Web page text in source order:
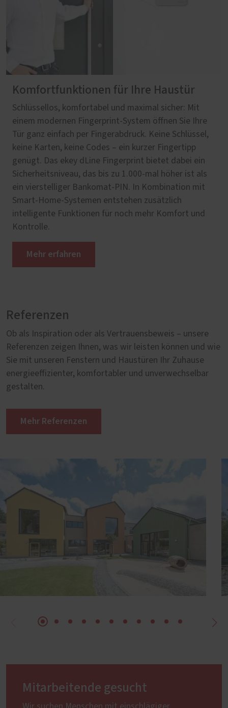
Komfortfunktionen für Ihre Haustür
Schlüssellos, komfortabel und maximal sicher: Mit
einem modernen Fingerprint-System öffnen Sie Ihre
Tür ganz einfach per Fingerabdruck. Keine Schlüssel,
keine Karten, keine Codes – ein kurzer Fingertipp
genügt. Das ekey dLine Fingerprint bietet dabei ein
Sicherheitsniveau, das bis zu 1.000-mal höher ist als
ein vierstelliger Bankomat-PIN. In Kombination mit
Smart-Home-Systemen entstehen zusätzlich
intelligente Funktionen für noch mehr Komfort und
Kontrolle.
Mehr erfahren
Referenzen
Ob als Inspiration oder als Vertrauensbeweis – unsere
Referenzen zeigen Ihnen, was wir leisten können und wie
Sie mit unseren Fenstern und Haustüren Ihr Zuhause
energieeffizienter, komfortabler und unverwechselbar
gestalten.
Mehr Referenzen
Mitarbeitende gesucht